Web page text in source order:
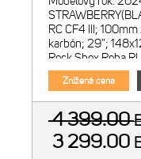
RC CF4 III;
karbón; 29";
Rock Shox Reba
100mm; kónický
Znížená cena
4 399.00
3 299.00